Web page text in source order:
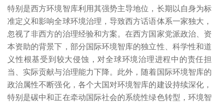
特别是西方环境智库利用其强势主导地位，长期以自身为标
准定义和影响全球环境治理，导致西方话语体系一家独大，
忽视了非西方的治理经验和方案。在西方国家党派政治、资
本资助的背景下，部分国际环境智库的独立性、科学性和道
义性根基受到较大侵蚀，对全球环境治理进程中的责任担
当、实际贡献与治理能力下降。此外，随着国际环境智库的
政治属性不断强化，各个大国对环境智库的建设持续深化，
特别是碳中和正在牵动国际社会的系统性绿色转型，环境智